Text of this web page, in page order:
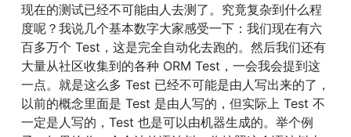
现在的测试已经不可能由人去测了。究竟复杂到什么程
度呢？我说几个基本数字大家感受一下：我们现在有六
百多万个 Test，这是完全自动化去跑的。然后我们还有
大量从社区收集到的各种 ORM Test，一会我会提到这
一点。就是这么多 Test 已经不可能是由人写出来的了，
以前的概念里面是 Test 是由人写的，但实际上 Test 不
一定是人写的，Test 也是可以由机器生成的。举个例